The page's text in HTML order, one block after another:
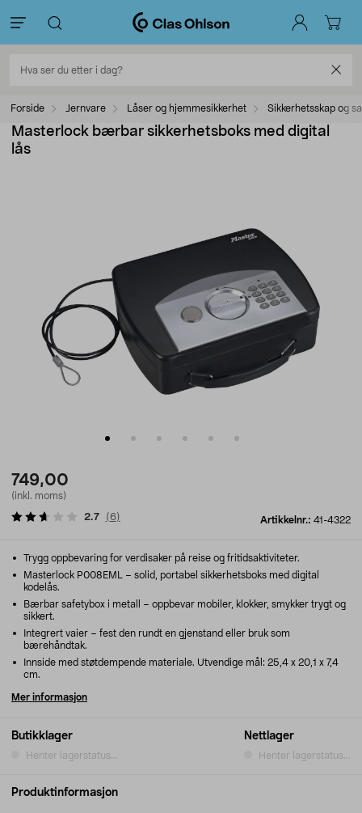
Forside Jernvare Låser og hjemmesikkerhet Sikkerhetsskap og
Masterlock bærbar sikkerhetsboks med digital
lås
749,00
(inkl. moms)
Artikkelnr.: 41-4322
2.7 (6)
Butikklager
Henter lagerstatus...
Nettlager
Henter lagerstatus...
Trygg oppbevaring for verdisaker på reise og fritidsaktiviteter.
Masterlock P008EML – solid, portabel sikkerhetsboks med digital
kodelås.
Bærbar safetybox i metall – oppbevar mobiler, klokker, smykker trygt og
sikkert.
Integrert vaier – fest den rundt en gjenstand eller bruk som
bærehåndtak.
Innside med støtdempende materiale. Utvendige mål: 25,4 x 20,1 x 7,4
cm.
Mer informasjon
Produktinformasjon